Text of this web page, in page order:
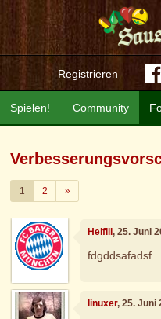
Registrieren
Community
Spielen!
1 2 »Weiter
Helfiii, 25. Juni
fdgddsafadsf
linuxer, 25. Juni